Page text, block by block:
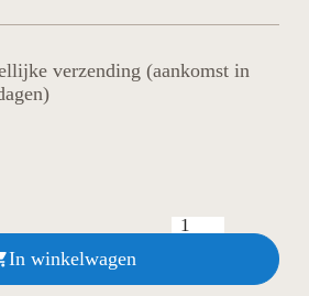
verzending (aankomst in
In winkelwagen